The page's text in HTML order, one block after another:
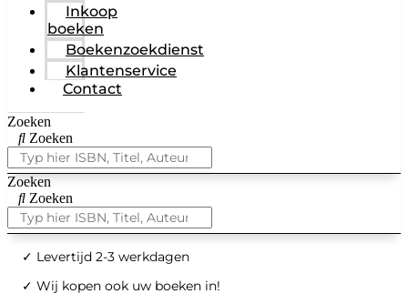
Inkoop
boeken
Boekenzoekdienst
Klantenservice
Contact
Zoeken
Zoeken
Zoeken
Zoeken
✓ Levertijd 2-3 werkdagen
✓ Wij kopen ook uw boeken in!